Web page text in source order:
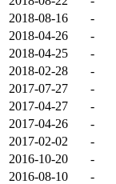
2018-08-16
-
2018-04-26
-
2018-04-25
-
2018-02-28
-
2017-07-27
-
2017-04-27
-
2017-04-26
-
2017-02-02
-
2016-10-20
-
2016-08-10
-